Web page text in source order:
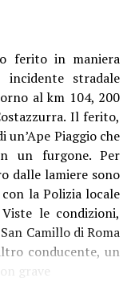
00:00
al tavolo con
due motivi
o si chiude
di licenziamento
e qui serve
usando, in
ferito in maniera
stradale
al km 104, 200
Il ferito,
Piaggio che
un furgone. Per
dalle lamiere sono
la Polizia locale
le condizioni,
Camillo di Roma
conducente, un
grave